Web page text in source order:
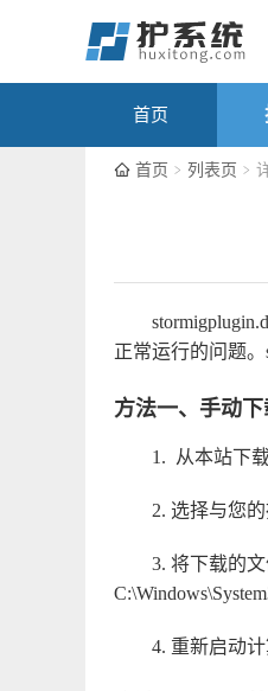
首页
首页 列表页
正常运行的问题
方法一、手动下
1. 从本站下
2. 选择与您
3. 将下载的
4. 重新启动计